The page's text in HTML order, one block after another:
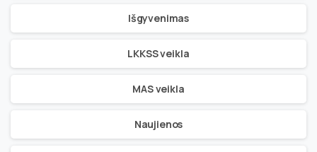
Išgyvenimas
LKKSS veikla
MAS veikla
Naujienos